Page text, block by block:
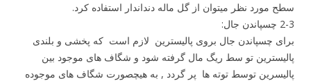
سطح مورد نظر میتوان از گل ماله دنداندار استفاده کرد.
2-3 چسپاندن جال:
برای چسپاندن جال بروی پالیسترین لازم است که پخشی و بلندی
پالیسترین تو سط ریگ مال گرفته شود و شگاف های موجود بین
پالیسرین توسط توته ها پر گردد , به هیچصورت شگاف های موجوده